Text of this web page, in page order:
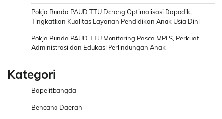
Pokja Bunda PAUD TTU Dorong Optimalisasi Dapodik,
Tingkatkan Kualitas Layanan Pendidikan Anak Usia Dini
Pokja Bunda PAUD TTU Monitoring Pasca MPLS, Perkuat
Administrasi dan Edukasi Perlindungan Anak
Kategori
Bapelitbangda
Bencana Daerah